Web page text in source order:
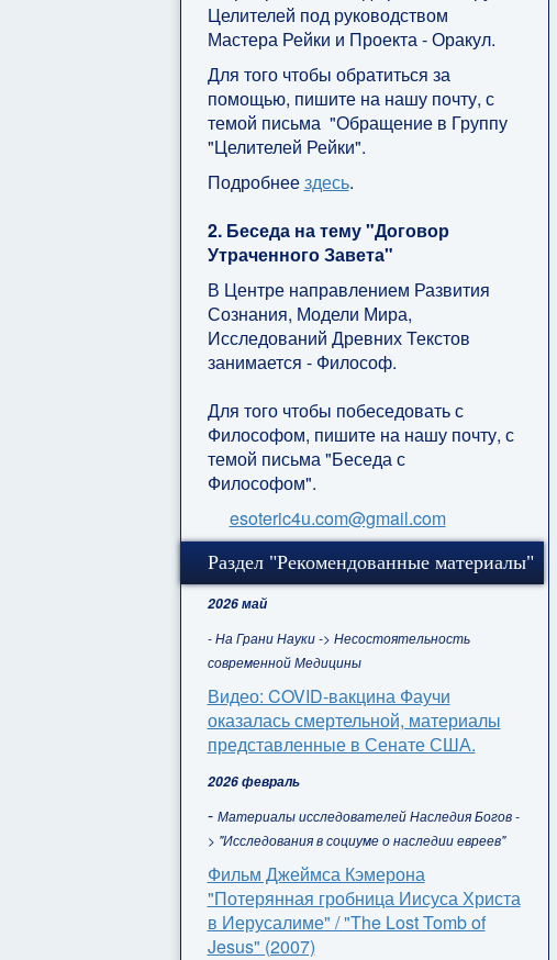
Целителей под руководством
Мастера Рейки и Проекта - Оракул.
Для того чтобы обратиться за
помощью, пишите на нашу почту, с
темой письма "Обращение в Группу
"Целителей Рейки".
Подробнеездесь.
2. Беседа на тему "Договор
Утраченного Завета"
В Центре направлением Развития
Сознания, Модели Мира,
Исследований Древних Текстов
занимается - Философ.
Для того чтобы побеседовать с
Философом, пишите на нашу почту, с
темой письма "Беседа с
Философом".
esoteric4u.com@gmail.com
Раздел "Рекомендованные материалы"
2026 май
- На Грани Науки -> Несостоятельность
современной Медицины
Видео: COVID-вакцина Фаучи
оказалась смертельной, материалы
представленные в Сенате США.
2026 февраль
- Материалы исследователей Наследия Богов -
> "Исследования в социуме о наследии евреев"
Фильм Джеймса Кэмерона
"Потерянная гробница Иисуса Христа
в Иерусалиме" / "The Lost Tomb of
Jesus" (2007)